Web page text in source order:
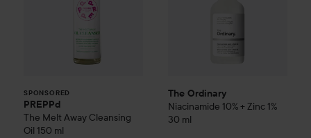
SPONSORED
PREPPd
The Melt Away Cleansing
Oil 150 ml
The Ordinary
Niacinamide 10% + Zinc 1%
30 ml